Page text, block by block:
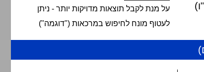
על מנת לקבל תוצאות מדויקות יותר - ניתן
לעטוף מונח לחיפוש במרכאות ("דוגמה")